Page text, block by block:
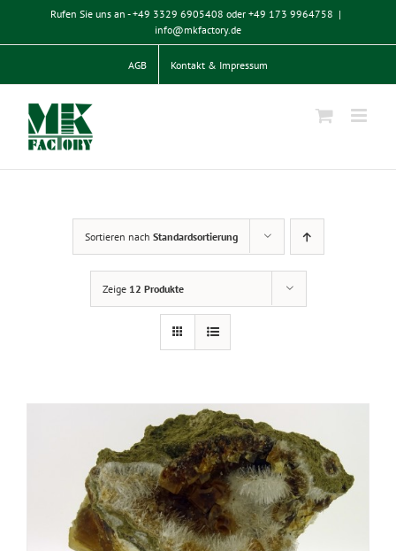
springen
Rufen Sie uns an - +49 3329 6905408 oder +49 173 9964758 |
info@mkfactory.de
AGB Kontakt & Impressum
Sortieren nach Standardsortierung
Zeige 12 Produkte